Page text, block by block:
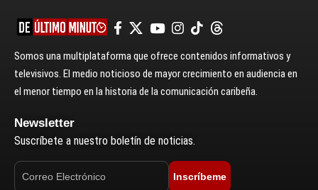
Somos una multiplataforma que ofrece contenidos informativos y
televisivos. El medio noticioso de mayor crecimiento en audiencia en
el menor tiempo en la historia de la comunicación caribeña.
Newsletter
Suscríbete a nuestro boletín de noticias.
Inscríbeme